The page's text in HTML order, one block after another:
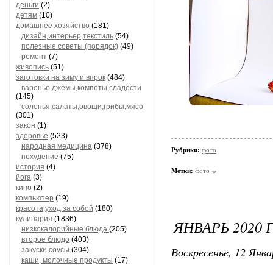
деньги (2)
детям (10)
домашнее хозяйство (181)
дизайн,интерьер,текстиль (54)
полезные советы (порядок) (49)
ремонт (7)
живопись (51)
заготовки на зиму и впрок (484)
варенье,джемы,компоты,сладости
(145)
соленья,салаты,овощи,грибы,мясо
(301)
закон (1)
здоровье (523)
народная медицина (378)
похудение (75)
история (4)
йога (3)
кино (2)
компьютер (19)
красота,уход за собой (180)
кулинария (1836)
низкокалорийные блюда (205)
второе блюдо (403)
закуски,соусы (304)
каши, молочные продукты (17)
Рубрики: фото
Метки: фото
ЯНВАРЬ
Воскресенье, 12